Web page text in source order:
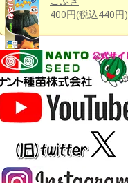
400円(税込440円)